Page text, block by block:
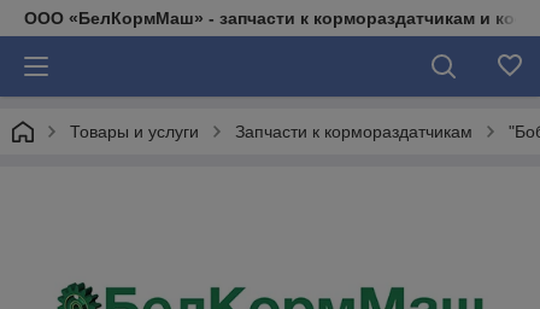
ООО «БелКормМаш» - запчасти к кормораздатчикам и
Товары и услуги Запчасти к кормораздатчикам